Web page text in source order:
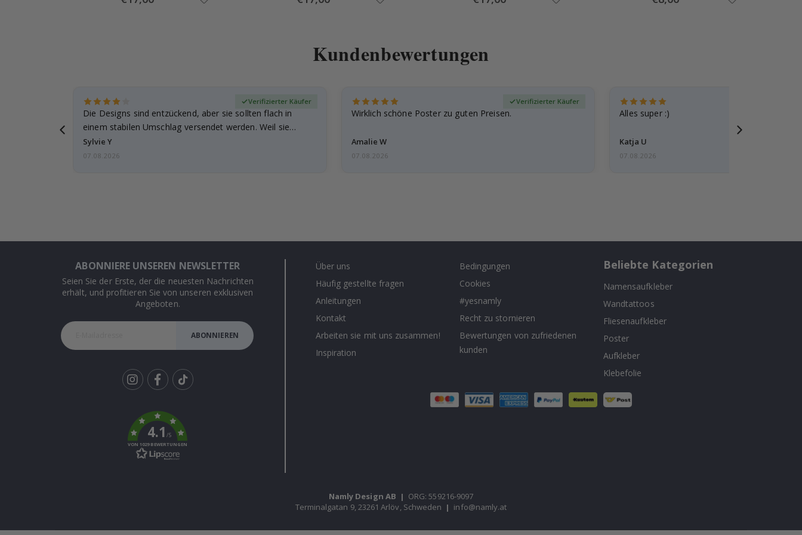
Price Price Price Price
Kundenbewertungen
Die Designs sind entzückend, aber sie sollten flach in
einem stabilen Umschlag versendet werden. Weil sie…
Sylvie Y
Verifizierter Käufer
07.08.2026
Wirklich schöne Poster zu guten Preisen.
Amalie W
Verifizierter Käufer
07.08.2026
Alles super :)
Katja U
07.08.2026
ABONNIERE UNSEREN NEWSLETTER
Seien Sie der Erste, der die neuesten Nachrichten
erhält, und profitieren Sie von unseren exklusiven
Angeboten.
ABONNIEREN
k
4.1/5
VON 1029 BEWERTUNGEN
Über uns
Häufig gestellte fragen
Anleitungen
Kontakt
Arbeiten sie mit uns zusammen!
Inspiration
Bedingungen
Cookies
#yesnamly
Recht zu stornieren
Bewertungen von zufriedenen
kunden
Beliebte Kategorien
Namensaufkleber
Wandtattoos
Fliesenaufkleber
Poster
Aufkleber
Klebefolie
Namly Design AB | ORG: 559216-9097
Terminalgatan 9, 23261 Arlöv, Schweden | info@namly.at